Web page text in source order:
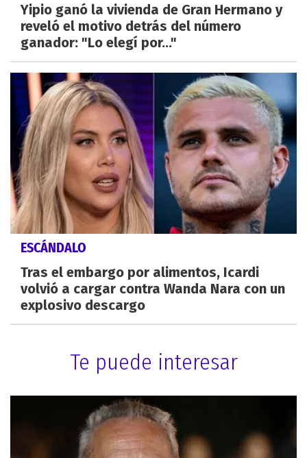
Yipio ganó la vivienda de Gran Hermano y
reveló el motivo detrás del número
ganador: "Lo elegí por..."
ESCÁNDALO
Tras el embargo por alimentos, Icardi
volvió a cargar contra Wanda Nara con un
explosivo descargo
Te puede interesar